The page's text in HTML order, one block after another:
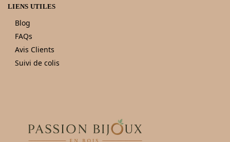
LIENS UTILES
Blog
FAQs
Avis Clients
Suivi de colis